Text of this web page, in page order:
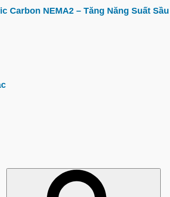
Carbon NEMA2 – Tăng Năng Suất